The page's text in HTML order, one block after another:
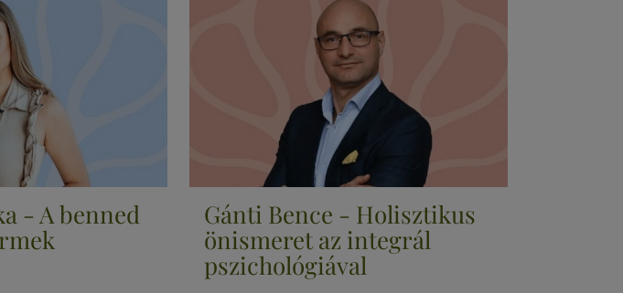
- A benned
Gánti Bence - Holisztikus
önismeret az integrál
pszichológiával